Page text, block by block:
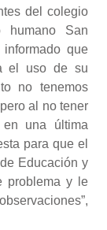
del colegio
humano San
informado que
el uso de su
no tenemos
al no tener
una última
para que el
Educación y
problema y le